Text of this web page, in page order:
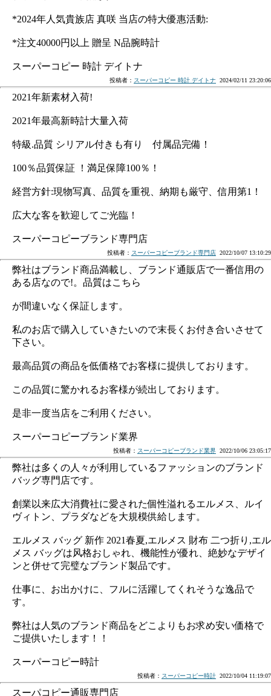
*2024年人気貴族店 真咲 当店の特大優惠活動:
*注文40000円以上 贈呈 N品腕時計
スーパーコピー 時計 デイトナ
投稿者： スーパーコピー 時計 デイトナ 2024/02/11 23:20:06
2021年新素材入荷!
2021年最高新時計大量入荷
特級.品質 シリアル付きも有り 付属品完備！
100％品質保証 ！満足保障100％！
経営方針:現物写真、品質を重視、納期も厳守、信用第1！
広大な客を歓迎してご光臨！
スーパーコピーブランド専門店
投稿者： スーパーコピーブランド専門店 2022/10/07 13:10:29
弊社はブランド商品満載し、ブランド通販店で一番信用の
ある店なので!。品質はこちら
が間違いなく保証します。
私のお店で購入していきたいので末長くお付き合いさせて
下さい。
最高品質の商品を低価格でお客様に提供しております。
この品質に驚かれるお客様が続出しております。
是非一度当店をご利用ください。
スーパーコピーブランド業界
投稿者： スーパーコピーブランド業界 2022/10/06 23:05:17
弊社は多くの人々が利用しているファッションのブランド
バッグ専門店です。
創業以来広大消費社に愛された個性溢れるエルメス、ルイ
ヴィトン、プラダなどを大規模供給します。
エルメス バッグ 新作 2021春夏,エルメス 財布 二つ折り,エル
メス バッグは风格おしゃれ、機能性が優れ、絶妙なデザイ
ンと併せて完璧なブランド製品です。
仕事に、お出かけに、フルに活躍してくれそうな逸品で
す。
弊社は人気のブランド商品をどこよりもお求め安い価格で
ご提供いたします！！
スーパーコピー時計
投稿者： スーパーコピー時計 2022/10/04 11:19:07
スーパコピー通販専門店